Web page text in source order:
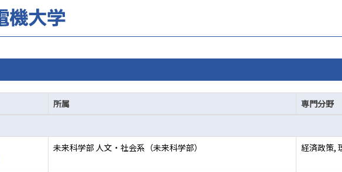
所属
専門分野
未来科学部 人文・社会系（未来科学部） 経済政策,